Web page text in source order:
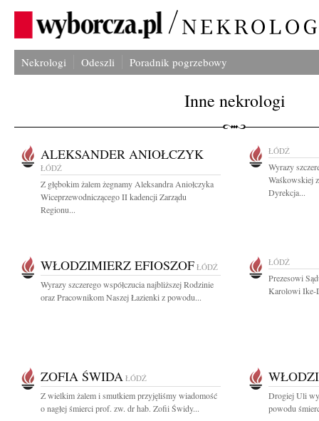
Nekrologi Odeszli Poradnik pogrzebowy
Inne nekrologi
ALEKSANDER ANIOŁCZYK
ŁÓDŹ
Z głębokim żalem żegnamy Aleksandra Aniołczyka
Wiceprzewodniczącego II kadencji Zarządu
Regionu...
ŁÓDŹ
Wyrazy
Waśkowskiej
Dyrekcja...
WŁODZIMIERZ EFIOSZOF ŁÓDŹ
Wyrazy szczerego współczucia najbliższej Rodzinie
oraz Pracownikom Naszej Łazienki z powodu...
ŁÓDŹ
Prezesowi
Karolowi Ike-
ZOFIA ŚWIDA ŁÓDŹ
Z wielkim żalem i smutkiem przyjęliśmy wiadomość
o nagłej śmierci prof. zw. dr hab. Zofii Świdy...
Drogiej Uli
powodu